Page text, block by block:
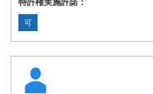
特許権実施許諾：
可